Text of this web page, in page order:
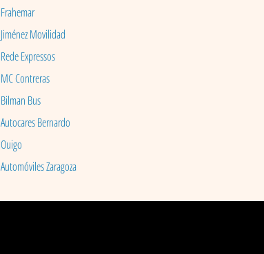
Frahemar
Jiménez Movilidad
Rede Expressos
MC Contreras
Bilman Bus
Autocares Bernardo
Ouigo
Automóviles Zaragoza